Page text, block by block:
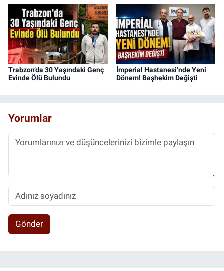
Trabzon’da 30 Yaşındaki Genç
Evinde Ölü Bulundu
İmperial Hastanesi’nde Yeni
Dönem! Başhekim Değişti
Yorumlar
Gönder